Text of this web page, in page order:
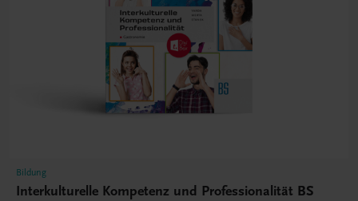
Bildung
Interkulturelle Kompetenz und Professionalität BS